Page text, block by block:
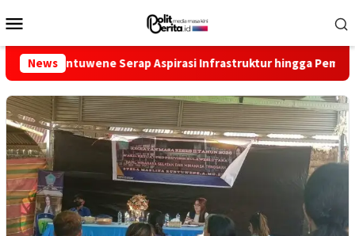
ke
Mobile
News
Serap Aspirasi Infrastruktur hingga Pemberdayaan Ekonomi